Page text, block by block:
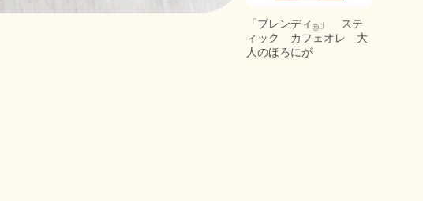
「ブレンディ ® 」 ステ
ィック カフェオレ 大
人のほろにが